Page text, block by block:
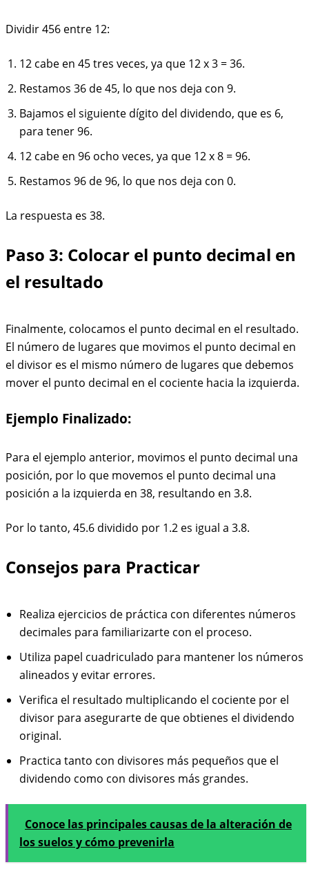
Dividir 456 entre 12:
12 cabe en 45 tres veces, ya que 12 x 3 = 36.
Restamos 36 de 45, lo que nos deja con 9.
Bajamos el siguiente dígito del dividendo, que es 6,
para tener 96.
12 cabe en 96 ocho veces, ya que 12 x 8 = 96.
Restamos 96 de 96, lo que nos deja con 0.
La respuesta es 38.
Paso 3: Colocar el punto decimal en
el resultado
Finalmente, colocamos el punto decimal en el resultado.
El número de lugares que movimos el punto decimal en
el divisor es el mismo número de lugares que debemos
mover el punto decimal en el cociente hacia la izquierda.
Ejemplo Finalizado:
Para el ejemplo anterior, movimos el punto decimal una
posición, por lo que movemos el punto decimal una
posición a la izquierda en 38, resultando en 3.8.
Por lo tanto, 45.6 dividido por 1.2 es igual a 3.8.
Consejos para Practicar
Realiza ejercicios de práctica con diferentes números
decimales para familiarizarte con el proceso.
Utiliza papel cuadriculado para mantener los números
alineados y evitar errores.
Verifica el resultado multiplicando el cociente por el
divisor para asegurarte de que obtienes el dividendo
original.
Practica tanto con divisores más pequeños que el
dividendo como con divisores más grandes.
Conoce las principales causas de la alteración de
los suelos y cómo prevenirla